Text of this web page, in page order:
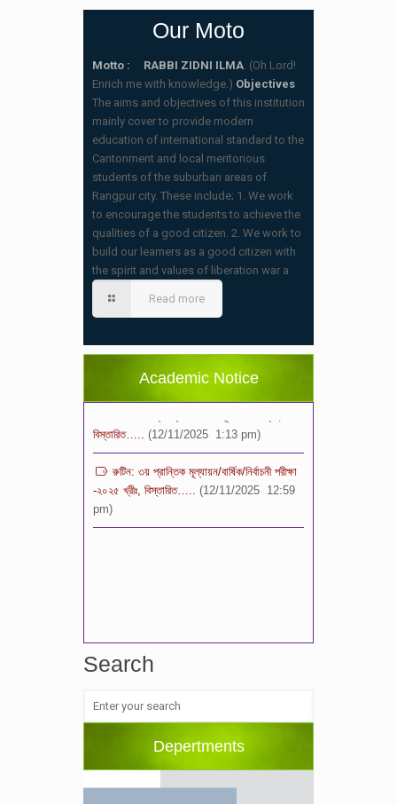
Our Moto
Motto : RABBI ZIDNI ILMA. (Oh Lord!
Enrich me with knowledge.) Objectives
The aims and objectives of this institution
mainly cover to provide modern
education of international standard to the
Cantonment and local meritorious
students of the suburban areas of
Rangpur city. These include; 1. We work
to encourage the students to achieve the
qualities of a good citizen. 2. We work to
build our learners as a good citizen with
the spirit and values of liberation war a
Read more
Academic Notice
স্কুলের ছুটির তালিকা ও বর্ষপঞ্জি – ২০২৬
(20/07/2026 2:14 pm)
২০২৬ শিক্ষাবর্ষে ভর্তি পুন: বিজ্ঞপ্তিঃ শিশু থেকে নবম
(11/12/2025 2:38 pm)
রুটিন: ৩য় প্রান্তিক মূল্যায়ন/বার্ষিক/নির্বাচনী পরীক্ষা
-২০২৫ খ্রীঃ, বিস্তারিত….. (12/11/2025 12:59
pm)
Search
Depertments